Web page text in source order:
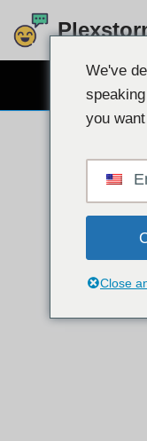
Ugrás
We've
you
Close